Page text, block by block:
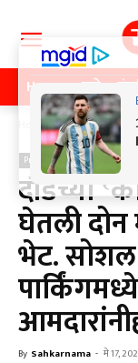
Home पुणे
Home Previos News
Previos News
दौंडच्या
घेतली दोन
भेट. सोशल
By Sahkarnama - मे 17,